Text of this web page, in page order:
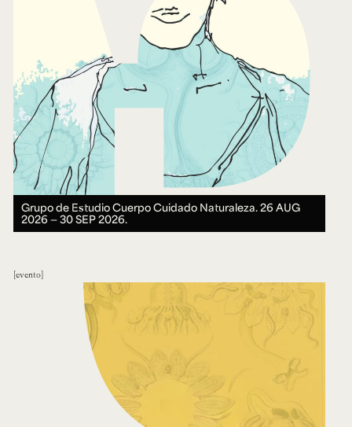
Grupo de Estudio Cuerpo Cuidado Naturaleza.26 AUG
2026 ― 30 SEP 2026.
evento